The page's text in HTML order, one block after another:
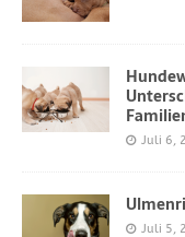
Juli 6,
Juli 5,